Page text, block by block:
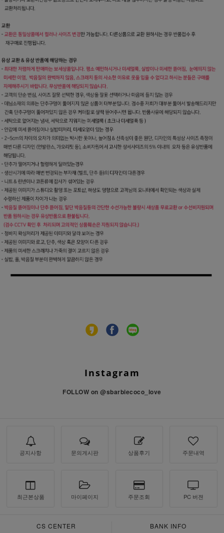
Instagram
FOLLOW on @sbarbiecoco_love
공지사항 문의게시판 상품후기 주문내역
최근본상품 마이페이지 주문조회 PC 버젼
CS CENTER BANK INFO